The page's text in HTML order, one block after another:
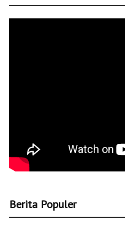
Berita Populer